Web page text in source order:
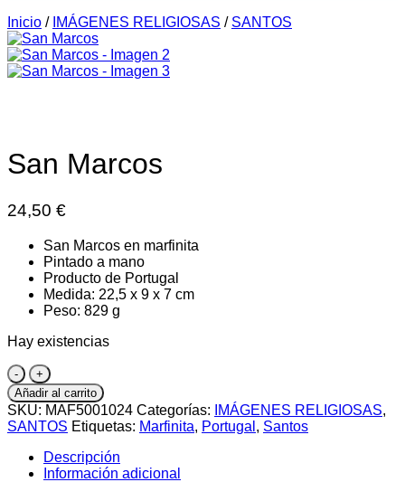
Inicio / IMÁGENES RELIGIOSAS / SANTOS
San Marcos
24,50 €
San Marcos en marfinita
Pintado a mano
Producto de Portugal
Medida: 22,5 x 9 x 7 cm
Peso: 829 g
Hay existencias
San
Marcos
cantidad
Añadir al carrito
SKU: MAF5001024 Categorías: IMÁGENES RELIGIOSAS,
SANTOS Etiquetas: Marfinita, Portugal , Santos
Descripción
Información adicional